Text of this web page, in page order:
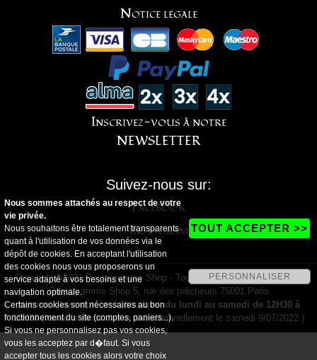
Notice légale
Inscrivez-vous à notre
NEWSLETTER
Suivez-nous sur:
Facebook
Instagram
Copyright@2021 Pentagramme Shop - Tous droits réservés - Magasin
Pentagramme Shop 5, rue des prêcheurs 75001 Paris
Horaires d'ouverture de la boutique:du lundi au samedi de 12H30 à
19H30(fermé le dimanche et exceptionnellement le samedi 9/07/2022 )
Nous sommes attachés au respect de votre
vie privée.
Nous souhaitons être totalement transparents
quant à l'utilisation de vos données via le
dépôt de cookies. En acceptant l'utilisation
des cookies nous vous proposerons un
service adapté à vos besoins et une
navigation optimale.
Certains cookies sont nécessaires au bon
fonctionnement du site (comptes, paniers...).
Si vous ne personnalisez pas vos cookies,
vous les acceptez par d�faut. Si vous
accepter tous les cookies alors votre choix
TOUT ACCEPTER >>
PERSONNALISER